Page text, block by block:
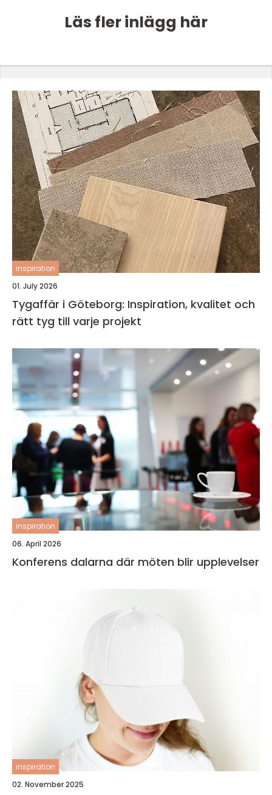
Läs fler inlägg här
inspiration
01. July 2026
Tygaffär i Göteborg: Inspiration, kvalitet och
rätt tyg till varje projekt
inspiration
06. April 2026
Konferens dalarna där möten blir upplevelser
inspiration
02. November 2025